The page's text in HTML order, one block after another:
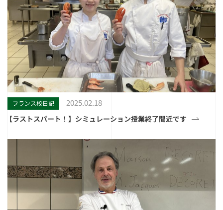
フランス校日記 2025.02.18
【ラストスパート！】シミュレーション授業終了間近です